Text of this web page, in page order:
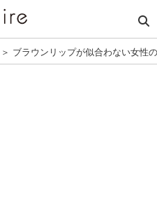
＞ ブラウンリップが似合わない女性